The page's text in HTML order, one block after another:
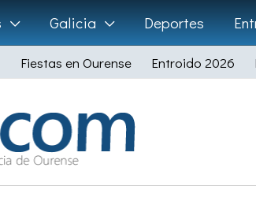
Galicia Deportes
Fiestas en Ourense Entroido 2026